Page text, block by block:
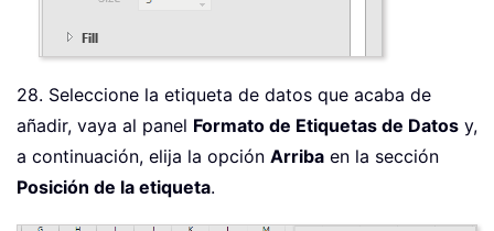
28. Seleccione la etiqueta de datos que acaba de
añadir, vaya al panel Formato de Etiquetas de Datos y,
a continuación, elija la opción Arriba en la sección
Posición de la etiqueta.